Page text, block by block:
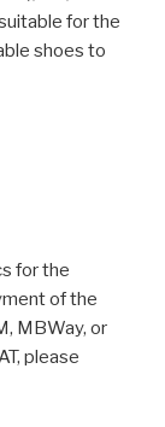
for the
shoes to
for the
of the
MBWay, or
please